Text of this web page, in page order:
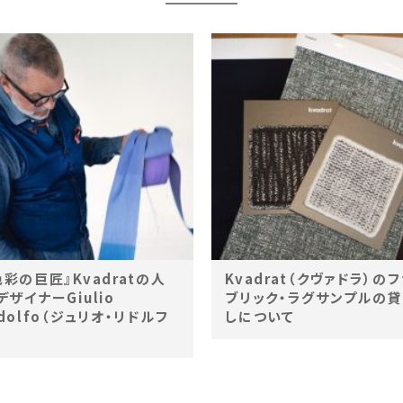
彩の巨匠』Kvadratの人
ザイナーGiulio
（ジュリオ・リドルフ
Kvadrat（クヴァドラ）のフ
ブリック・ラグサンプルの
しについて